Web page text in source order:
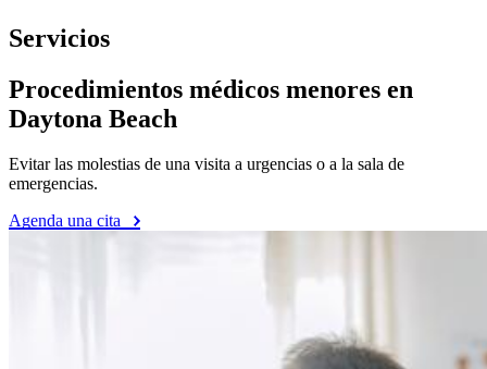
Servicios
Procedimientos médicos menores en
Daytona Beach
Evitar las molestias de una visita a urgencias o a la sala de
emergencias.
Agenda una cita